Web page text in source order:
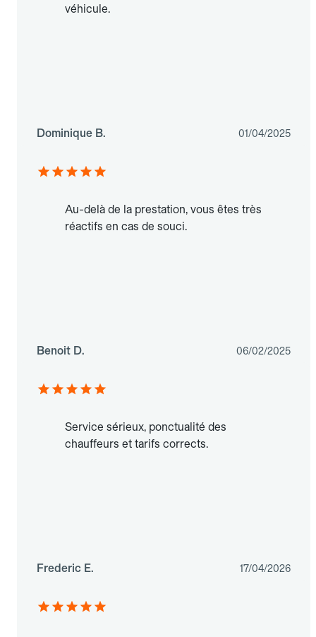
véhicule.
Dominique B. 01/04/2025
Au-delà de la prestation, vous êtes très
réactifs en cas de souci.
Benoit D. 06/02/2025
Service sérieux, ponctualité des
chauffeurs et tarifs corrects.
Frederic E. 17/04/2026